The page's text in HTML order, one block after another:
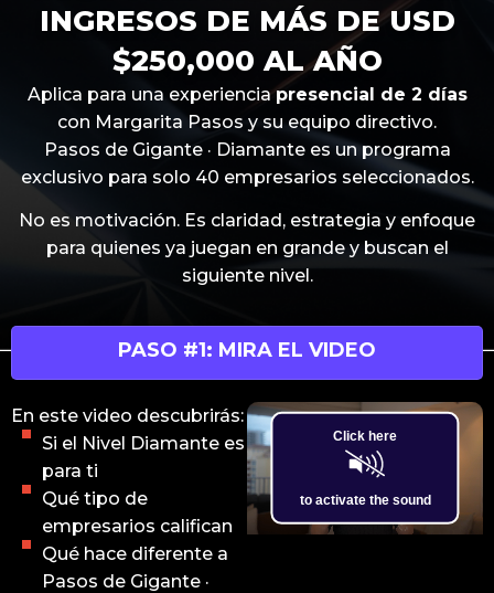
INGRESOS DE MÁS DE USD
$250,000 AL AÑO
Aplica para una experienciapresencial de 2 días
con Margarita Pasos y su equipo directivo.
Pasos de Gigante · Diamante es un programa
exclusivo para solo 40 empresarios seleccionados.
No es motivación. Es claridad, estrategia y enfoque
para quienes ya juegan en grande y buscan el
siguiente nivel.
PASO #1: MIRA EL VIDEO
En este video descubrirás:
Si el Nivel Diamante es
para ti
Qué tipo de
empresarios califican
Qué hace diferente a
Pasos de Gigante ·